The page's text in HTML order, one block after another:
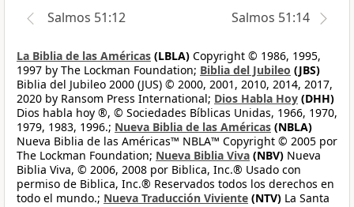
Salmos 51:12
Salmos 51:14
La Biblia de las Américas (LBLA) Copyright © 1986, 1995,
1997 by The Lockman Foundation; Biblia del Jubileo (JBS)
Biblia del Jubileo 2000 (JUS) © 2000, 2001, 2010, 2014, 2017,
2020 by Ransom Press International; Dios Habla Hoy (DHH)
Dios habla hoy ®, © Sociedades Bíblicas Unidas, 1966, 1970,
1979, 1983, 1996.; Nueva Biblia de las Américas (NBLA)
Nueva Biblia de las Américas™ NBLA™ Copyright © 2005 por
The Lockman Foundation; Nueva Biblia Viva (NBV) Nueva
Biblia Viva, © 2006, 2008 por Biblica, Inc.® Usado con
permiso de Biblica, Inc.® Reservados todos los derechos en
todo el mundo.; Nueva Traducción Viviente (NTV) La Santa